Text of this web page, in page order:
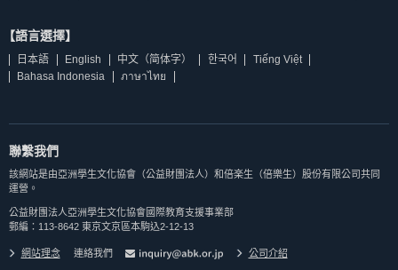
【語言選擇】
日本語 English 中文（简体字） 한국어
Tiếng Việt
Bahasa Indonesia
ภาษาไทย
聯繫我們
該網站是由亞洲學生文化協會（公益財團法人）和倍楽生（倍樂生）股份有限公司共同
運營。
公益財團法人亞洲學生文化協會國際教育支援事業部
郵編：113-8642 東京文京區本駒込2-12-13
網站理念 連絡我們 公司介紹